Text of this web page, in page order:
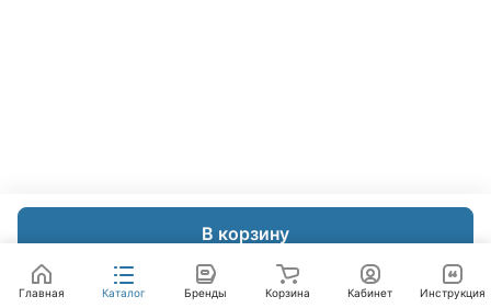
В корзину
Главная Каталог Бренды Корзина Кабинет Инструкция